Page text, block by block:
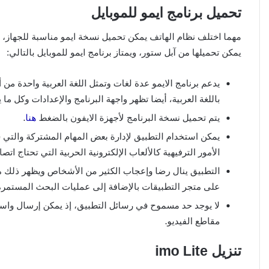
تحميل برنامج ايمو للموبايل
مهما اختلف نظام الهاتف يمكن تحميل نسخة ايمو مناسبة
يمكن تحميلها من آبل ستور، ويمتاز برنامج ايمو للموبايل بالتالي:
يدعم برنامج الايمو عدة لغات وتمثل اللغة العربية
باللغة العربية، أيضا تظهر واجهة البرنامج والإعدادات وكل
يتم تحميل نسخة البرنامج لأجهزة الايفون بالضغط هنا.
يمكن استخدام التطبيق لإدارة بعض المهام المشتركة والتي
الأمور الترفيهية كالألعاب الإلكترونية الحربية التي
التطبيق ينال رضا وإعجاب الكثير من الأشخاص ويظهر ذلك
على متجر التطبيقات بالإضافة إلى عمليات البحث
لا يوجد حد مسموح في رسائل التطبيق، إذ يمكن إرسال
مقاطع الفيديو.
تنزيل imo Lite